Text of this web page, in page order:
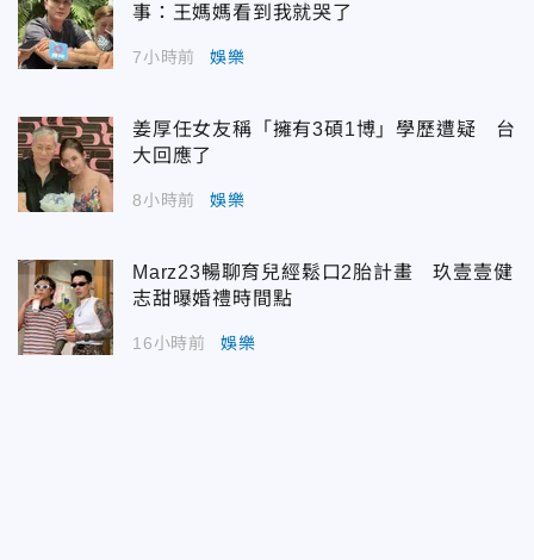
事：王媽媽看到我就哭了
7小時前 娛樂
姜厚任女友稱「擁有3碩1博」學歷遭疑 台
大回應了
8小時前 娛樂
Marz23暢聊育兒經鬆口2胎計畫 玖壹壹健
志甜曝婚禮時間點
16小時前 娛樂